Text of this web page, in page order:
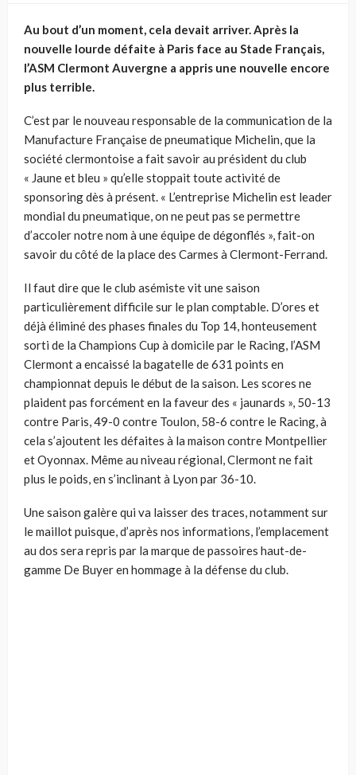
Au bout d’un moment, cela devait arriver. Après la
nouvelle lourde défaite à Paris face au Stade Français,
l’ASM Clermont Auvergne a appris une nouvelle encore
plus terrible.
C’est par le nouveau responsable de la communication de la
Manufacture Française de pneumatique Michelin, que la
société clermontoise a fait savoir au président du club
« Jaune et bleu » qu’elle stoppait toute activité de
sponsoring dès à présent. « L’entreprise Michelin est leader
mondial du pneumatique, on ne peut pas se permettre
d’accoler notre nom à une équipe de dégonflés », fait-on
savoir du côté de la place des Carmes à Clermont-Ferrand.
Il faut dire que le club asémiste vit une saison
particulièrement difficile sur le plan comptable. D’ores et
déjà éliminé des phases finales du Top 14, honteusement
sorti de la Champions Cup à domicile par le Racing, l’ASM
Clermont a encaissé la bagatelle de 631 points en
championnat depuis le début de la saison. Les scores ne
plaident pas forcément en la faveur des « jaunards », 50-13
contre Paris, 49-0 contre Toulon, 58-6 contre le Racing, à
cela s’ajoutent les défaites à la maison contre Montpellier
et Oyonnax. Même au niveau régional, Clermont ne fait
plus le poids, en s’inclinant à Lyon par 36-10.
Une saison galère qui va laisser des traces, notamment sur
le maillot puisque, d’après nos informations, l’emplacement
au dos sera repris par la marque de passoires haut-de-
gamme De Buyer en hommage à la défense du club.